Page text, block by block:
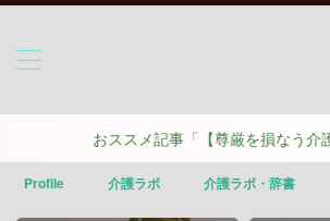
おススメ記事「【尊厳を損なう介護
Profile 介護ラボ 介護ラボ・辞書